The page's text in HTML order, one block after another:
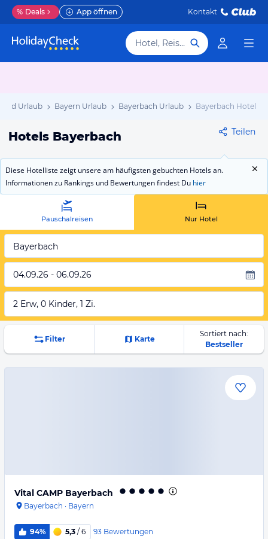
% Deals App öffnen Kontakt
Hotel, Reiseziel
Urlaub Bayern Urlaub Bayerbach Urlaub Bayerbach Hotels
Hotels Bayerbach Teilen
Diese Hotelliste zeigt unsere am häufigsten gebuchten Hotels an.
Informationen zu Rankings und Bewertungen findest Du hier
Pauschalreisen Nur Hotel
Bayerbach
04.09.26 - 06.09.26
2 Erw, 0 Kinder, 1 Zi.
Filter Karte
Sortiert nach:
Bestseller
Vital CAMP Bayerbach
Bayerbach · Bayern
94% 5,3 / 6 93 Bewertungen